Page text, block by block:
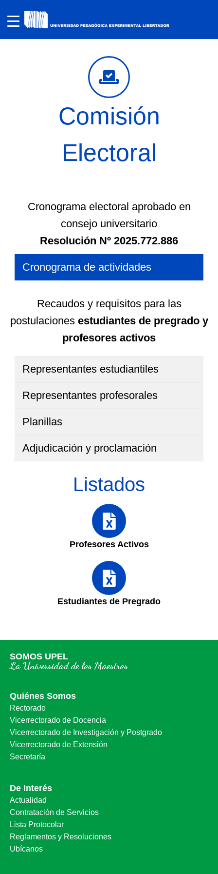
Comisión
Electoral
Cronograma electoral aprobado en
consejo universitario
Resolución Nº 2025.772.886
Cronograma de actividades
Recaudos y requisitos para las
postulaciones estudiantes de pregrado y
profesores activos
Representantes estudiantiles
Representantes profesorales
Planillas
Adjudicación y proclamación
Listados
Profesores Activos
Estudiantes de Pregrado
SOMOS UPEL
La Universidad de los Maestros
Quiénes Somos
Rectorado
Vicerrectorado de Docencia
Vicerrectorado de Investigación y Postgrado
Vicerrectorado de Extensión
Secretaría
De Interés
Actualidad
Contratación de Servicios
Lista Protocolar
Reglamentos y Resoluciones
Ubícanos